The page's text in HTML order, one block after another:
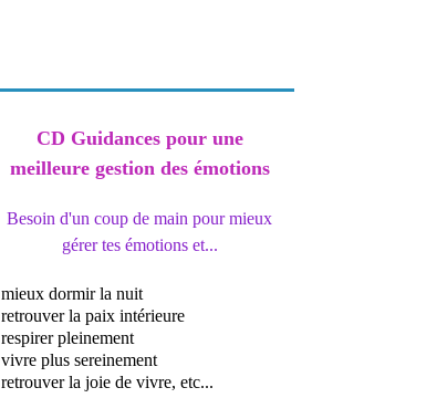
CD Guidances pour une
meilleure gestion des émotions
Besoin d'un coup de main pour mieux
gérer tes émotions et...
mieux dormir la nuit
retrouver la paix intérieure
respirer pleinement
vivre plus sereinement
retrouver la joie de vivre, etc...